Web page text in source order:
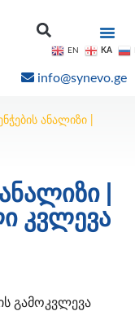
info@synevo.ge
ანალიზი |
|
კვლევა
გამოკვლევა
EN KA